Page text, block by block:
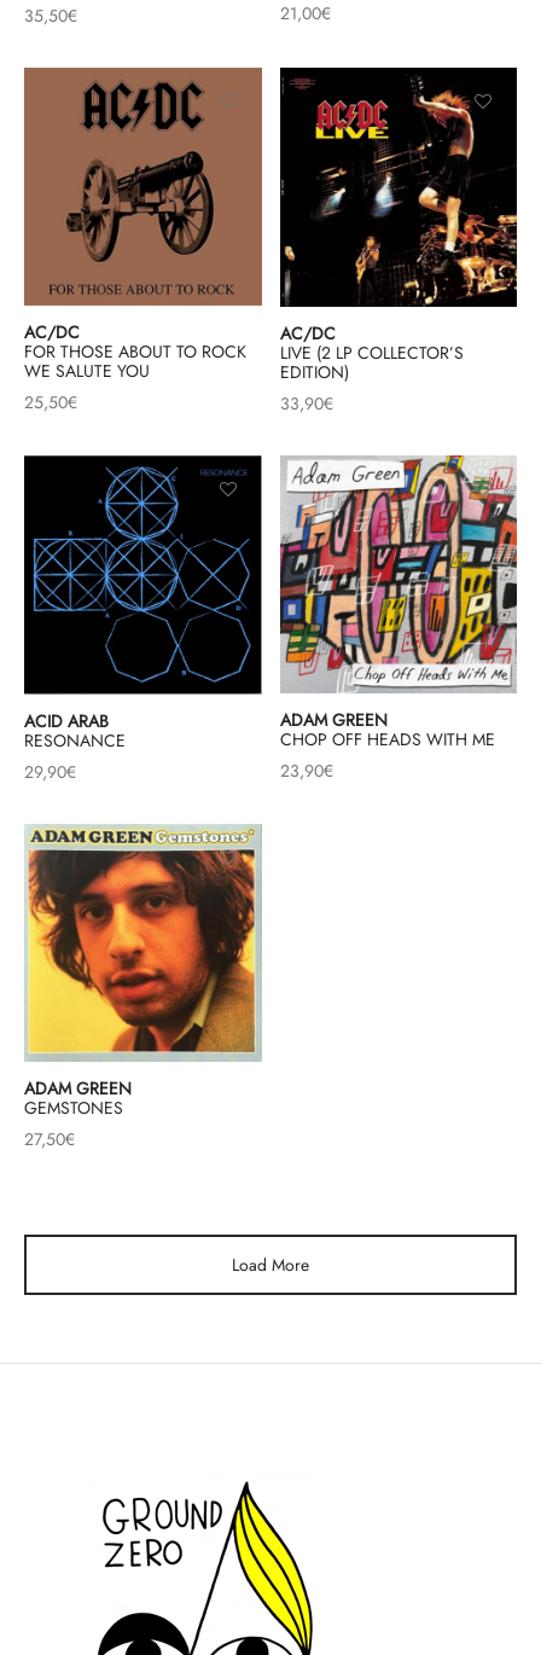
35,50€
21,00€
AC/DC
FOR THOSE ABOUT TO ROCK
WE SALUTE YOU
25,50€
AC/DC
LIVE (2 LP COLLECTOR’S
EDITION)
33,90€
ACID ARAB
RESONANCE
29,90€
ADAM GREEN
CHOP OFF HEADS WITH ME
23,90€
ADAM GREEN
GEMSTONES
27,50€
Load More